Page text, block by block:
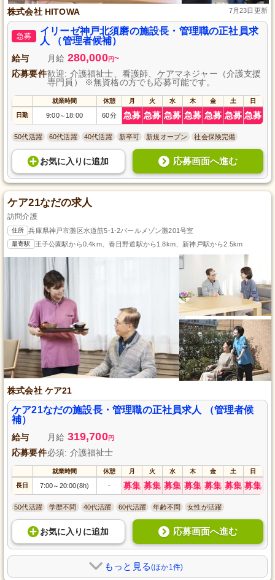
株式会社 HITOWA 7月23日更新
急募
イリーゼ神戸北須磨の施設長・管理職の正社員求
人 （管理者候補）
給与 月給 280,000円~
応募要件歓迎: 介護福祉士、看護師、ケアマネジャー（介護支援
専門員） ※無資格の方でも応募可能です。
就業時間 休憩 月 火 水 木 金 土 日
日勤 9:00～ 18:00 60分 急募 急募 急募 急募 急募 急募 急募
50代活躍 60代活躍 40代活躍 新卒可 新規オープン 社会保険完備
お気に入り に追加 応募画面へ進む
ケア21なだの求人
訪問介護
住所 兵庫県神戸市灘区水道筋5-1-2パールメゾン灘201号室
最寄駅 王子公園駅から0.4km、春日野道駅から1.8km、新神戸駅から2.5km
株式会社 ケア21
ケア21なだの施設長・管理職の正社員求人 （管理者候
補）
給与 月給 319,700円
応募要件必須: 介護福祉士
就業時間 休憩 月 火 水 木 金 土 日
長日 7:00～ 20:00(8h) - 募集 募集 募集 募集 募集 募集 募集
50代活躍 学歴不問 40代活躍 60代活躍 年齢不問 女性が活躍
お気に入り に追加 応募画面へ進む
もっと見る(ほか1件)